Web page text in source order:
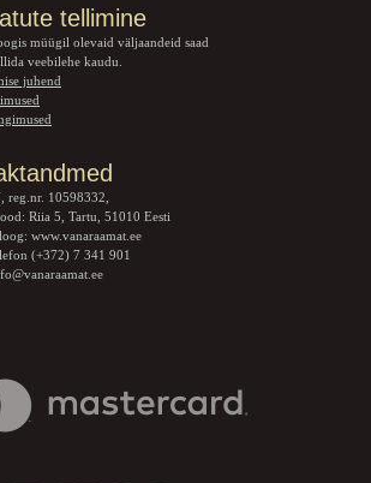
tellimine
müügil olevaid väljaandeid saad
veebilehe kaudu.
juhend
reg.nr. 10598332,
Riia 5, Tartu, 51010 Eesti
www.vanaraamat.ee
(+372) 7 341 901